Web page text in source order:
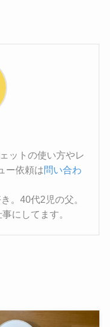
ットの使い方やレ
ー依頼は問い合わ
。40代2児の父。
にしてます。